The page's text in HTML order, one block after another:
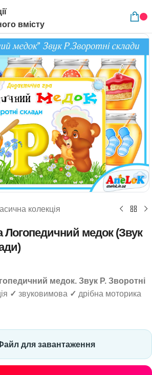
вмісту
збільшити
колекція
Логопедичний медок (Звук
медок. Звук Р. Зворотні
✓ звуковимова ✓ дрібна моторика
для завантаження